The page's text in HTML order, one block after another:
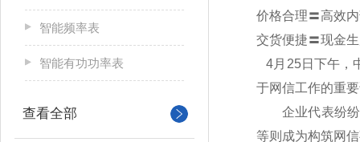
智能频率表
智能有功功率表
查看全部
价格合理〓高效
交货便捷〓现金
4月25日下午，
于网信工作的重
企业代表纷纷表
等则成为构筑网